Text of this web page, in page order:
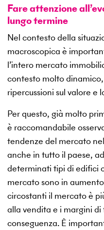
Fare attenzione
lungo termine
Nel contesto della
macroscopica è
l’intero mercato
contesto molto
ripercussioni sul valore
Per questo, già molto
è raccomandabile
tendenze del mercato
anche in tutto il paese,
determinati tipi di edifici
mercato sono in
circostanti il mercato è
alla vendita e i margini
conseguenza. È